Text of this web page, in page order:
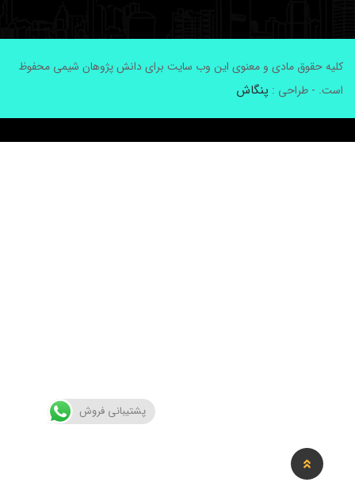
حقوق مادی و معنوی این وب سایت برای دانش پژوهان شیمی محفوظ
- طراحی :پنگاش
پشتیبانی فروش